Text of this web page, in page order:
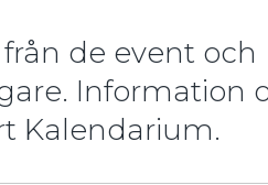
de event och
Information
Kalendarium.